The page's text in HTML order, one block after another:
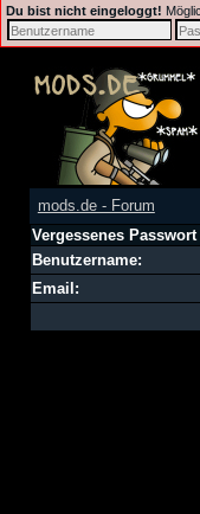
Du bist nicht eingeloggt!
mods.de - Forum
Vergessenes
Benutzername:
Email: